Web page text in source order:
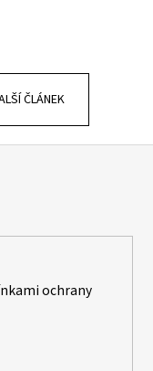
ČLÁNEK
ochrany